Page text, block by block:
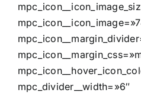
mpc_divider__width=»6″